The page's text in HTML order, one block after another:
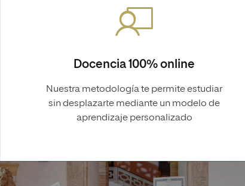
Docencia 100% online
Nuestra metodología te permite estudiar
sin desplazarte mediante un modelo de
aprendizaje personalizado